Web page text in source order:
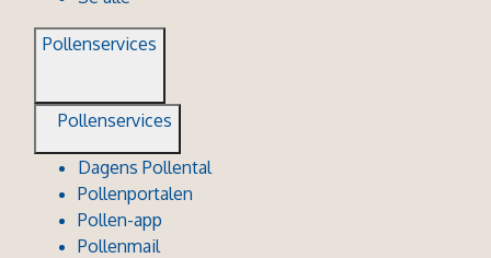
Pollenservices
Pollenservices
Dagens Pollental
Pollenportalen
Pollen-app
Pollenmail